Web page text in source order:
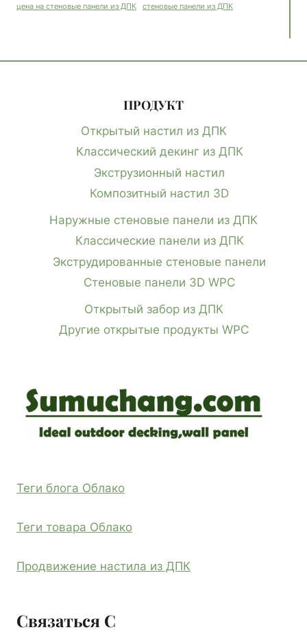
цена на стеновые панели из ДПК стеновые панели из ДПК
ПРОДУКТ
Открытый настил из ДПК
Классический декинг из ДПК
Экструзионный настил
Композитный настил 3D
Наружные стеновые панели из ДПК
Классические панели из ДПК
Экструдированные стеновые панели
Стеновые панели 3D WPC
Открытый забор из ДПК
Другие открытые продукты WPC
Теги блога Облако
Теги товара Облако
Продвижение настила из ДПК
Связаться С